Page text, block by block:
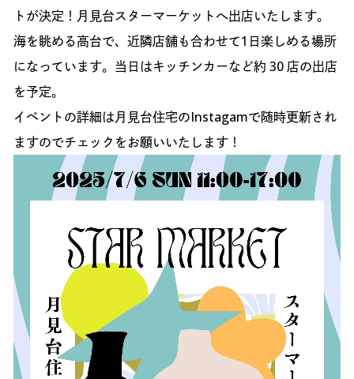
トが決定！月見台スターマーケットへ出店いたします。
海を眺める高台で、近隣店舗も合わせて1日楽しめる場所
になっています。当日はキッチンカーなど約 30 店の出店
を予定。
イベントの詳細は月見台住宅のInstagamで随時更新され
ますのでチェックをお願いいたします！